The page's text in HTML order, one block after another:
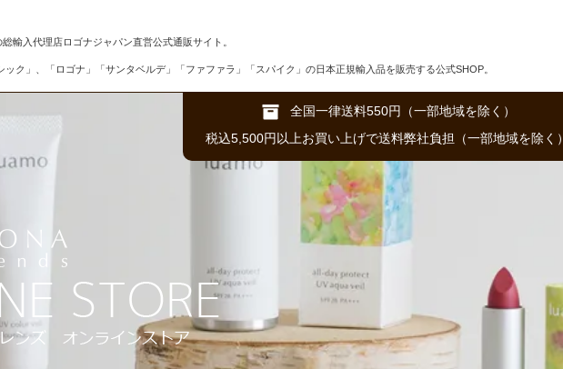
輸入代理店ロゴナジャパン直営公式通販サイト。
ック」、「ロゴナ」「サンタベルデ」「ファファラ」「スパイク」の日本正規輸入品を販売する公式SHOP。
全国一律送料550円（一部地域を除く）
税込5,500円以上お買い上げで送料弊社負担（一部地域を除く）